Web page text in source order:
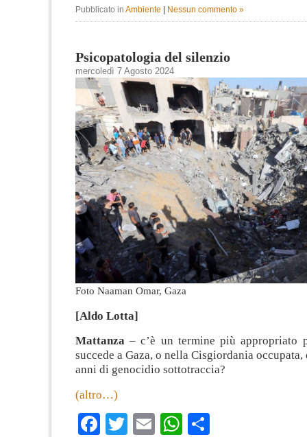
Pubblicato in Ambiente Nessun commento »
Psicopatologia del silenzio
mercoledì 7 Agosto 2024
Foto Naaman Omar, Gaza
[Aldo Lotta]
Mattanza– c’è un termine più appropriato
succede a Gaza, o nella Cisgiordania
anni di genocidio sottotraccia?
(altro…)
Facebook
TwitterEmailWhatsApp